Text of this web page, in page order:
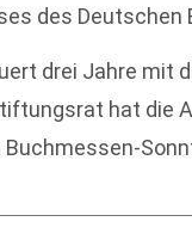
des Deutschen
drei Jahre mit
hat die